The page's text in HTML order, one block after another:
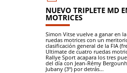
NUEVO TRIPLETE MD
MOTRICES
Simon Vitse vuelve a ganar en
ruedas motrices con un
clasificación general de la FIA
Ultimate de cuatro ruedas
Rallye Sport acapara los tres
del día con Jean-Rémy
Jubany (3º) por detrás...